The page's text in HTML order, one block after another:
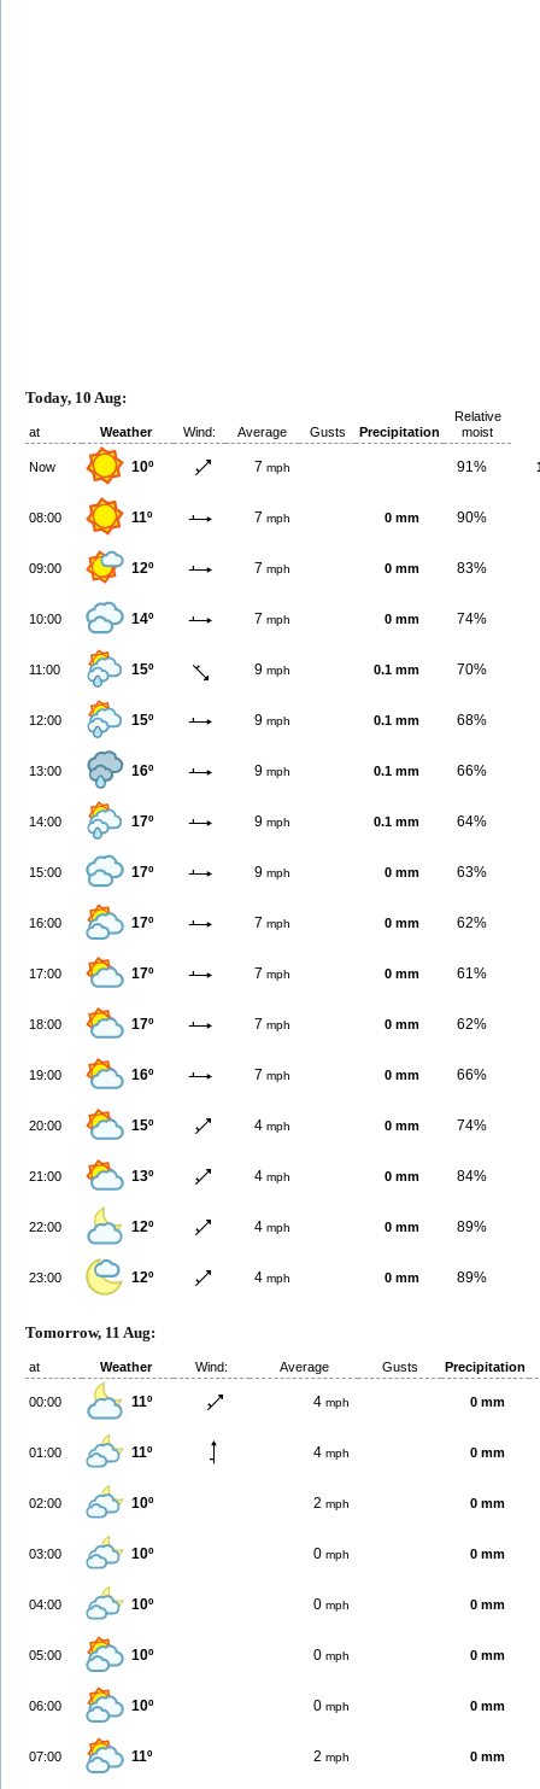
Today, 10 Aug:
at Weather Wind: Average Gusts Precipitation
Relative
moist
Now 10º 7 mph 91%
08:00 11º 7 mph 0 mm 90%
09:00 12º 7 mph 0 mm 83%
10:00 14º 7 mph 0 mm 74%
11:00 15º 9 mph 0.1 mm 70%
12:00 15º 9 mph 0.1 mm 68%
13:00 16º 9 mph 0.1 mm 66%
14:00 17º 9 mph 0.1 mm 64%
15:00 17º 9 mph 0 mm 63%
16:00 17º 7 mph 0 mm 62%
17:00 17º 7 mph 0 mm 61%
18:00 17º 7 mph 0 mm 62%
19:00 16º 7 mph 0 mm 66%
20:00 15º 4 mph 0 mm 74%
21:00 13º 4 mph 0 mm 84%
22:00 12º 4 mph 0 mm 89%
23:00 12º 4 mph 0 mm 89%
Tomorrow, 11 Aug:
at Weather Wind: Average Gusts Precipitation
00:00 11º 4 mph 0 mm
01:00 11º 4 mph 0 mm
02:00 10º 2 mph 0 mm
03:00 10º 0 mph 0 mm
04:00 10º 0 mph 0 mm
05:00 10º 0 mph 0 mm
06:00 10º 0 mph 0 mm
07:00 11º 2 mph 0 mm